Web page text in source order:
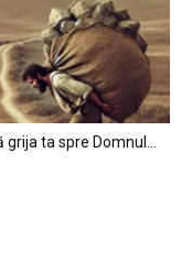
grija ta spre Domnul…